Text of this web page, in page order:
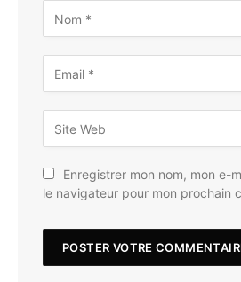
Enregistrer mon nom, mon e-
le navigateur pour mon prochain